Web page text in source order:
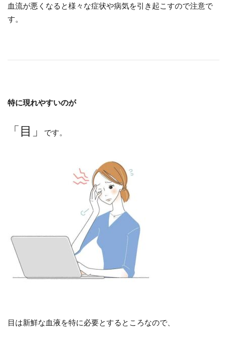
血流が悪くなると様々な症状や病気を引き起こすので注意で
す。
特に現れやすいのが
「目」 です。
目は新鮮な血液を特に必要とするところなので、